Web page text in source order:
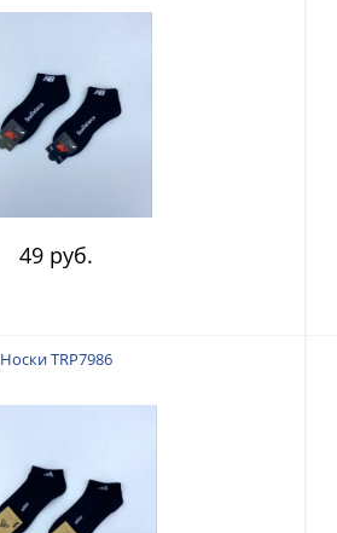
49 руб.
Носки TRP7986